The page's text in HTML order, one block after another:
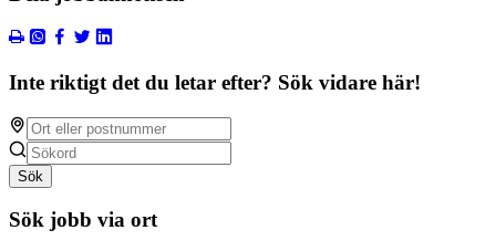
Inte riktigt det du letar efter? Sök vidare här!
Sök
Sök jobb via ort